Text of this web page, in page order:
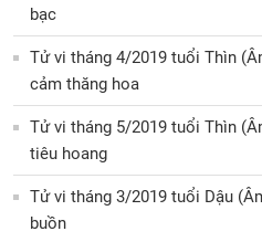
bạc
Tử vi tháng 4/2019 tuổi Thìn
cảm thăng hoa
Tử vi tháng 5/2019 tuổi Thìn
tiêu hoang
Tử vi tháng 3/2019 tuổi Dậu
buồn